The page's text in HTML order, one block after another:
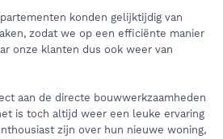
konden gelijktijdig van
zodat we op een efficiënte manier
onze klanten dus ook weer van
aan de directe bouwwerkzaamheden
is toch altijd weer een leuke ervaring
zijn over hun nieuwe woning,